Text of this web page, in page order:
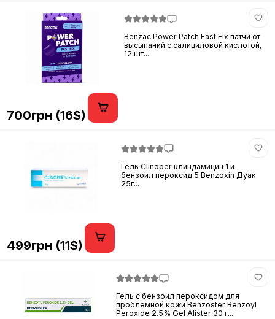
Benzac Power Patch Fast Fix патчи от
высыпаний с салициловой кислотой,
12 шт...
700грн (16$)
Гель Clinoper клиндамицин 1 и
бензоил пероксид 5 Benzoxin Дуак
25г...
499грн (11$)
Гель с бензоил пероксидом для
проблемной кожи Benzoster Benzoyl
Peroxide 2.5% Gel Alister 30 г...